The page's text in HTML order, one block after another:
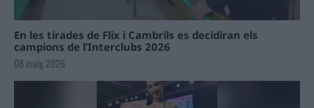
En les tirades de Flix i Cambrils es decidiran els
campions de l’Interclubs 2026
08 maig 2026